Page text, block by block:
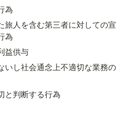
為
人を含む第三者に対しての宣
為
益供与
し社会通念上不適切な業務の
と判断する行為